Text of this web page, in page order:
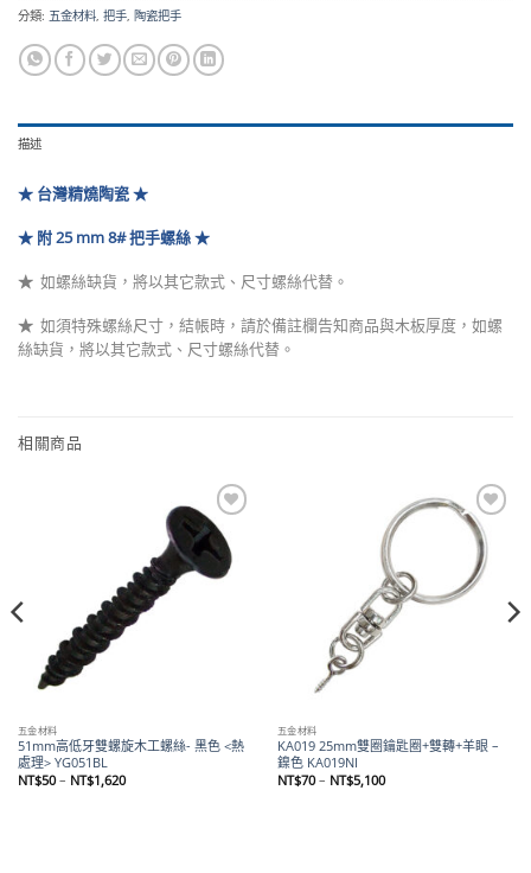
分類: 五金材料, 把手, 陶瓷把手
描述
★ 台灣精燒陶瓷 ★
★ 附 25 mm 8# 把手螺絲 ★
★ 如螺絲缺貨，將以其它款式、尺寸螺絲代替 。
★ 如須特殊螺絲尺寸，結帳時，請於備註欄告知商品與木板厚度，如螺
絲缺貨，將以其它款式、尺寸螺絲代替。
相關商品
Add to
wishlist
五金材料
51mm高低牙雙螺旋木工螺絲- 黑色 <熱
處理> YG051BL
NT$50 – NT$1,620價
Add to
wishlist
五金材料
KA019 25mm雙圈鑰匙圈+雙轉+羊眼 –
鎳色 KA019NI
NT$70 – NT$5,100價